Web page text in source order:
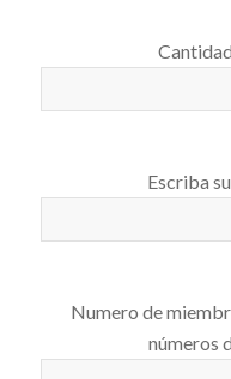
Escriba
Numero de
números